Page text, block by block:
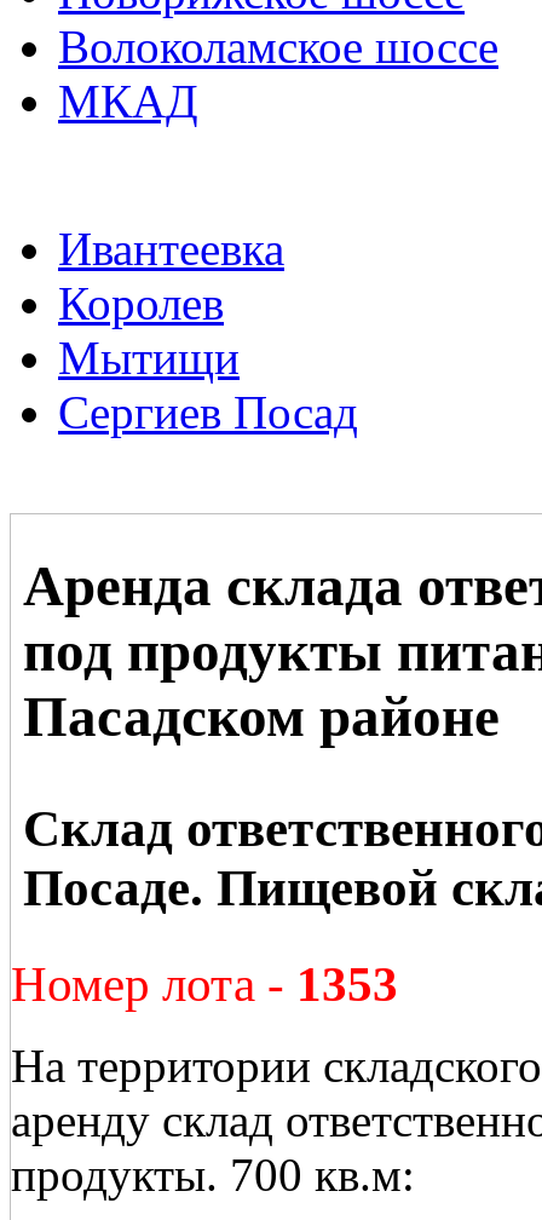
Волоколамское шоссе
МКАД
Ивантеевка
Королев
Мытищи
Сергиев Посад
Аренда склада
под продукты
Пасадском районе
Склад
Посаде. Пищевой
Номер лота - 1353
На территории
аренду склад
продукты. 700 кв.м: